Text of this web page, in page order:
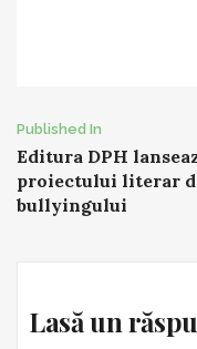
Post
Published In
Editura DPH
proiectului literar
bullyingului
Lasă un